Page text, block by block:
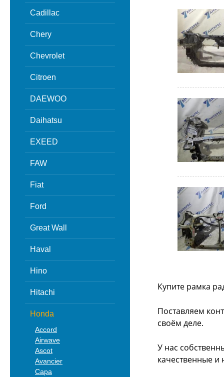
Cadillac
Chery
Chevrolet
Citroen
DAEWOO
Daihatsu
EXEED
FAW
Fiat
Ford
Great Wall
Haval
Hino
Hitachi
Honda
Accord
Airwave
Ascot
Avancier
Capa
Купите рамка
Поставляем
своём деле.
У нас
качественные и